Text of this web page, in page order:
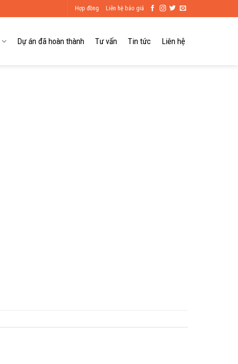
Hợp đồng Liên hệ báo giá
Dự án đã hoàn thành Tư vấn Tin tức Liên hệ